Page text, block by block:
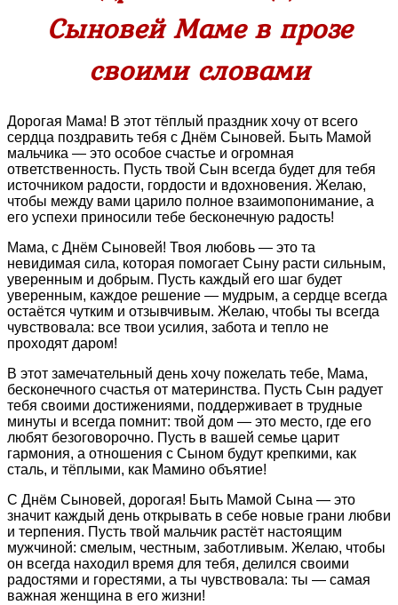
Сыновей Маме в прозе
своими словами
Дорогая Мама! В этот тёплый праздник хочу от всего
сердца поздравить тебя с Днём Сыновей. Быть Мамой
мальчика — это особое счастье и огромная
ответственность. Пусть твой Сын всегда будет для тебя
источником радости, гордости и вдохновения. Желаю,
чтобы между вами царило полное взаимопонимание, а
его успехи приносили тебе бесконечную радость!
Мама, с Днём Сыновей! Твоя любовь — это та
невидимая сила, которая помогает Сыну расти сильным,
уверенным и добрым. Пусть каждый его шаг будет
уверенным, каждое решение — мудрым, а сердце всегда
остаётся чутким и отзывчивым. Желаю, чтобы ты всегда
чувствовала: все твои усилия, забота и тепло не
проходят даром!
В этот замечательный день хочу пожелать тебе, Мама,
бесконечного счастья от материнства. Пусть Сын радует
тебя своими достижениями, поддерживает в трудные
минуты и всегда помнит: твой дом — это место, где его
любят безоговорочно. Пусть в вашей семье царит
гармония, а отношения с Сыном будут крепкими, как
сталь, и тёплыми, как Мамино объятие!
С Днём Сыновей, дорогая! Быть Мамой Сына — это
значит каждый день открывать в себе новые грани любви
и терпения. Пусть твой мальчик растёт настоящим
мужчиной: смелым, честным, заботливым. Желаю, чтобы
он всегда находил время для тебя, делился своими
радостями и горестями, а ты чувствовала: ты — самая
важная женщина в его жизни!